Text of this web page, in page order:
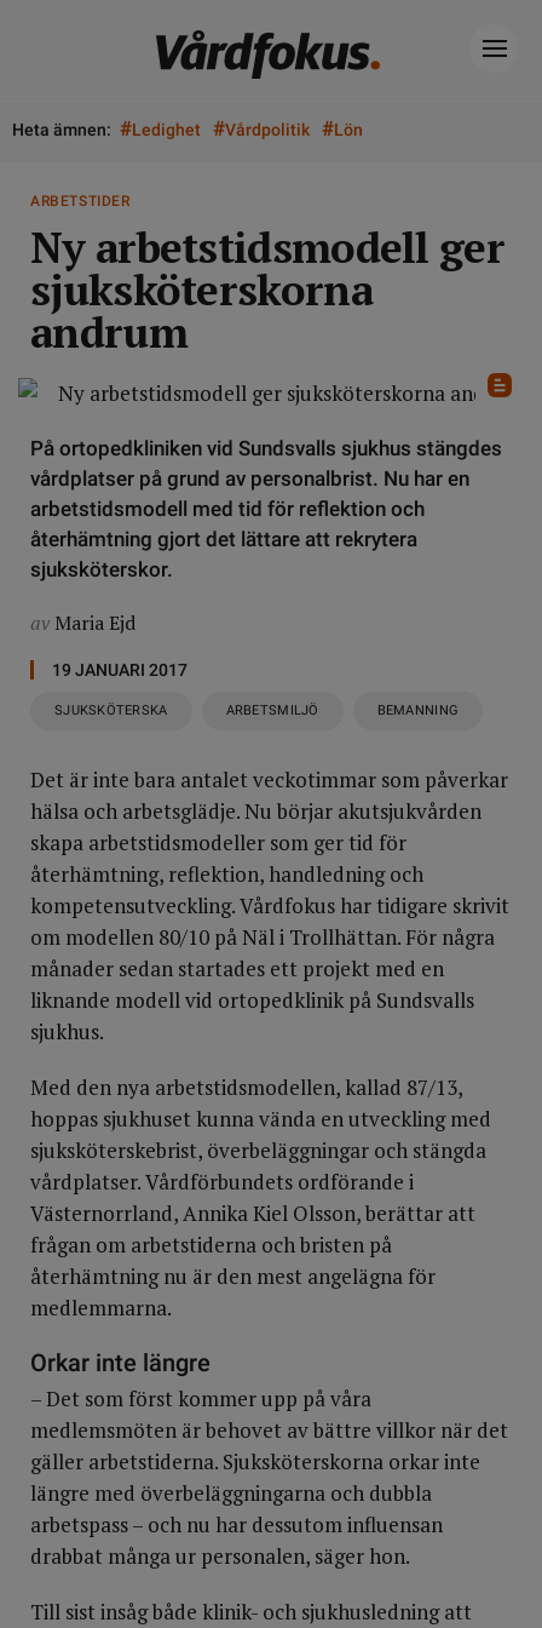
Heta ämnen: #Ledighet #Vårdpolitik #Lön
ARBETSTIDER
Ny arbetstidsmodell ger
sjuksköterskorna
andrum
På ortopedkliniken vid Sundsvalls sjukhus stängdes
vårdplatser på grund av personalbrist. Nu har en
arbetstidsmodell med tid för reflektion och
återhämtning gjort det lättare att rekrytera
sjuksköterskor.
av Maria Ejd
19 JANUARI 2017
SJUKSKÖTERSKA ARBETSMILJÖ BEMANNING
Det är inte bara antalet veckotimmar som påverkar
hälsa och arbetsglädje. Nu börjar akutsjukvården
skapa arbetstidsmodeller som ger tid för
återhämtning, reflektion, handledning och
kompetensutveckling. Vårdfokus har tidigare skrivit
om modellen 80/10 på Näl i Trollhättan. För några
månader sedan startades ett projekt med en
liknande modell vid ortopedklinik på Sundsvalls
sjukhus.
Med den nya arbetstidsmodellen, kallad 87/13,
hoppas sjukhuset kunna vända en utveckling med
sjuksköterskebrist, överbeläggningar och stängda
vårdplatser. Vårdförbundets ordförande i
Västernorrland, Annika Kiel Olsson, berättar att
frågan om arbetstiderna och bristen på
återhämtning nu är den mest angelägna för
medlemmarna.
Orkar inte längre
– Det som först kommer upp på våra
medlemsmöten är behovet av bättre villkor när det
gäller arbetstiderna. Sjuksköterskorna orkar inte
längre med överbeläggningarna och dubbla
arbetspass – och nu har dessutom influensan
drabbat många ur personalen, säger hon.
Till sist insåg både klinik- och sjukhusledning att